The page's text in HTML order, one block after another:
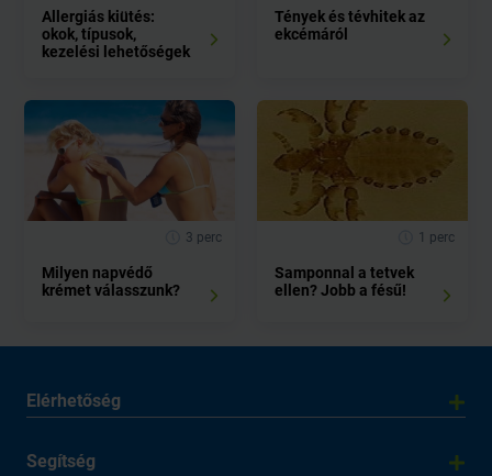
Allergiás kiütés:
okok, típusok,
kezelési lehetőségek
Tények és tévhitek az
ekcémáról
3 perc
Milyen napvédő
krémet válasszunk?
1 perc
Samponnal a tetvek
ellen? Jobb a fésű!
Elérhetőség
Segítség